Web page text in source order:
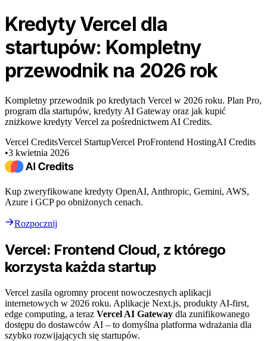
Kredyty Vercel dla
startupów: Kompletny
przewodnik na 2026 rok
Kompletny przewodnik po kredytach Vercel w 2026 roku. Plan Pro,
program dla startupów, kredyty AI Gateway oraz jak kupić
zniżkowe kredyty Vercel za pośrednictwem AI Credits.
Vercel CreditsVercel StartupVercel ProFrontend HostingAI Credits
•3 kwietnia 2026
Kup zweryfikowane kredyty OpenAI, Anthropic, Gemini, AWS,
Azure i GCP po obniżonych cenach.
Rozpocznij
Vercel: Frontend Cloud, z którego
korzysta każda startup
Vercel zasila ogromny procent nowoczesnych aplikacji
internetowych w 2026 roku. Aplikacje Next.js, produkty AI-first,
edge computing, a teraz Vercel AI Gateway dla zunifikowanego
dostępu do dostawców AI – to domyślna platforma wdrażania dla
szybko rozwijających się startupów.